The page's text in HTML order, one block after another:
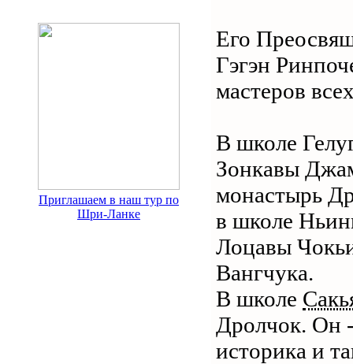
Приглашаем в наш тур по
Шри-Ланке
Его
Гэгэн
мастеров
В школе
Зонкавы
монастырь
в школе
Лоцавы
Вангчука.
В школе
Дролчок. Он
историка и